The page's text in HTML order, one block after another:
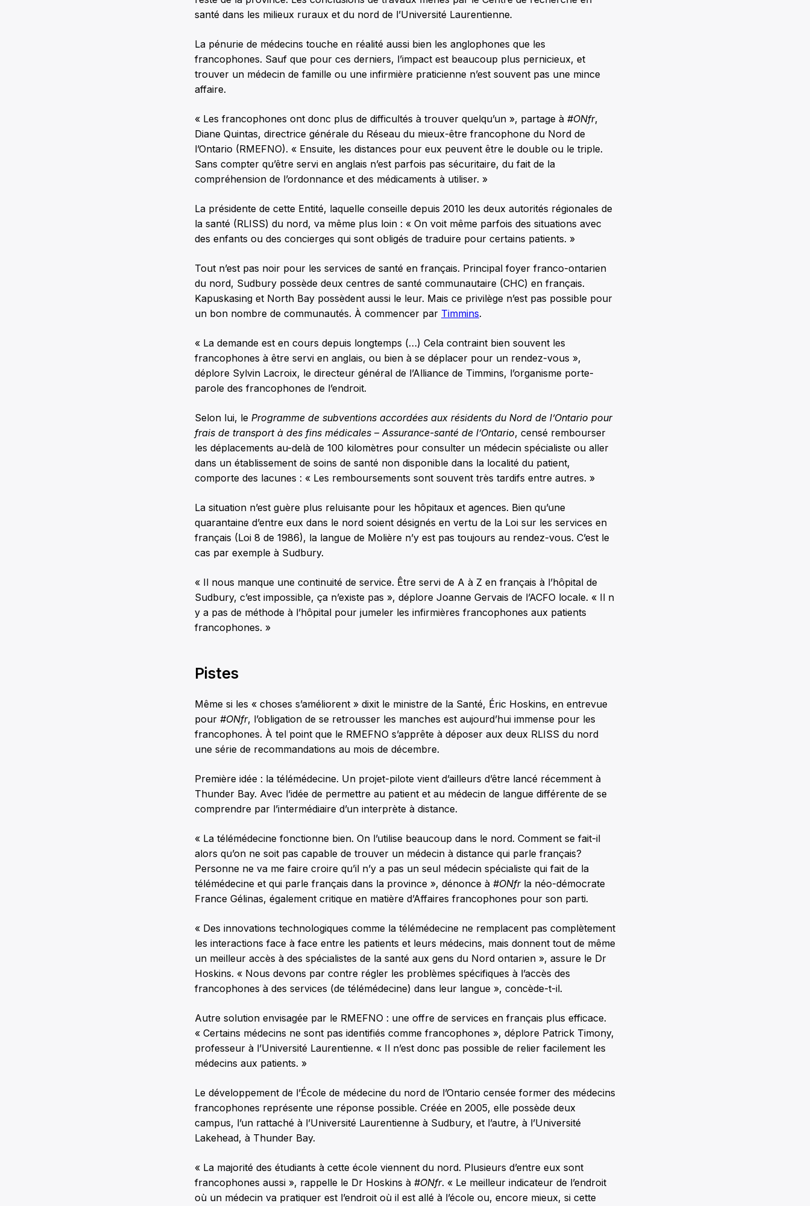
santé dans les milieux ruraux et du nord de l’Université Laurentienne.
La pénurie de médecins touche en réalité aussi bien les anglophones que les
francophones. Sauf que pour ces derniers, l’impact est beaucoup plus pernicieux, et
trouver un médecin de famille ou une infirmière praticienne n’est souvent pas une mince
affaire.
« Les francophones ont donc plus de difficultés à trouver quelqu’un », partage à #ONfr,
Diane Quintas, directrice générale du Réseau du mieux-être francophone du Nord de
l’Ontario (RMEFNO). « Ensuite, les distances pour eux peuvent être le double ou le triple.
Sans compter qu’être servi en anglais n’est parfois pas sécuritaire, du fait de la
compréhension de l’ordonnance et des médicaments à utiliser. »
La présidente de cette Entité, laquelle conseille depuis 2010 les deux autorités régionales de
la santé (RLISS) du nord, va même plus loin : « On voit même parfois des situations avec
des enfants ou des concierges qui sont obligés de traduire pour certains patients. »
Tout n’est pas noir pour les services de santé en français. Principal foyer franco-ontarien
du nord, Sudbury possède deux centres de santé communautaire (CHC) en français.
Kapuskasing et North Bay possèdent aussi le leur. Mais ce privilège n’est pas possible pour
un bon nombre de communautés. À commencer par Timmins.
« La demande est en cours depuis longtemps (…) Cela contraint bien souvent les
francophones à être servi en anglais, ou bien à se déplacer pour un rendez-vous »,
déplore Sylvin Lacroix, le directeur général de l’Alliance de Timmins, l’organisme porte-
parole des francophones de l’endroit.
Selon lui, le Programme de subventions accordées aux résidents du Nord de l’Ontario pour
frais de transport à des fins médicales – Assurance-santé de l’Ontario, censé rembourser
les déplacements au-delà de 100 kilomètres pour consulter un médecin spécialiste ou aller
dans un établissement de soins de santé non disponible dans la localité du patient,
comporte des lacunes : « Les remboursements sont souvent très tardifs entre autres. »
La situation n’est guère plus reluisante pour les hôpitaux et agences. Bien qu’une
quarantaine d’entre eux dans le nord soient désignés en vertu de la Loi sur les services en
français (Loi 8 de 1986), la langue de Molière n’y est pas toujours au rendez-vous. C’est le
cas par exemple à Sudbury.
« Il nous manque une continuité de service. Être servi de A à Z en français à l’hôpital de
Sudbury, c’est impossible, ça n’existe pas », déplore Joanne Gervais de l’ACFO locale. « Il n
y a pas de méthode à l’hôpital pour jumeler les infirmières francophones aux patients
francophones. »
Pistes
Même si les « choses s’améliorent » dixit le ministre de la Santé, Éric Hoskins, en entrevue
pour #ONfr, l’obligation de se retrousser les manches est aujourd’hui immense pour les
francophones. À tel point que le RMEFNO s’apprête à déposer aux deux RLISS du nord
une série de recommandations au mois de décembre.
Première idée : la télémédecine. Un projet-pilote vient d’ailleurs d’être lancé récemment à
Thunder Bay. Avec l’idée de permettre au patient et au médecin de langue différente de se
comprendre par l’intermédiaire d’un interprète à distance.
« La télémédecine fonctionne bien. On l’utilise beaucoup dans le nord. Comment se fait-il
alors qu’on ne soit pas capable de trouver un médecin à distance qui parle français?
Personne ne va me faire croire qu’il n’y a pas un seul médecin spécialiste qui fait de la
télémédecine et qui parle français dans la province », dénonce à #ONfrla néo-démocrate
France Gélinas, également critique en matière d’Affaires francophones pour son parti.
« Des innovations technologiques comme la télémédecine ne remplacent pas complètement
les interactions face à face entre les patients et leurs médecins, mais donnent tout de même
un meilleur accès à des spécialistes de la santé aux gens du Nord ontarien », assure le Dr
Hoskins. « Nous devons par contre régler les problèmes spécifiques à l’accès des
francophones à des services (de télémédecine) dans leur langue », concède-t-il.
Autre solution envisagée par le RMEFNO : une offre de services en français plus efficace.
« Certains médecins ne sont pas identifiés comme francophones », déplore Patrick Timony,
professeur à l’Université Laurentienne. « Il n’est donc pas possible de relier facilement les
médecins aux patients. »
Le développement de l’École de médecine du nord de l’Ontario censée former des médecins
francophones représente une réponse possible. Créée en 2005, elle possède deux
campus, l’un rattaché à l’Université Laurentienne à Sudbury, et l’autre, à l’Université
Lakehead, à Thunder Bay.
« La majorité des étudiants à cette école viennent du nord. Plusieurs d’entre eux sont
francophones aussi », rappelle le Dr Hoskins à #ONfr. « Le meilleur indicateur de l’endroit
où un médecin va pratiquer est l’endroit où il est allé à l’école ou, encore mieux, si cette